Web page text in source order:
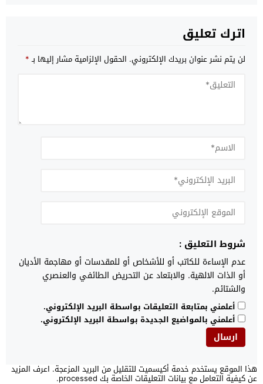
اترك تعليق
لن يتم نشر عنوان بريدك الإلكتروني. الحقول الإلزامية مشار إليها بـ*
شروط التعليق :
عدم الإساءة للكاتب أو للأشخاص أو للمقدسات أو مهاجمة الأديان
أو الذات الالهية. والابتعاد عن التحريض الطائفي والعنصري
والشتائم.
أعلمني بمتابعة التعليقات بواسطة البريد الإلكتروني.
أعلمني بالمواضيع الجديدة بواسطة البريد الإلكتروني.
هذا الموقع يستخدم خدمة أكيسميت للتقليل من البريد المزعجة. اعرف المزيد
عن كيفية التعامل مع بيانات التعليقات الخاصة بك processed .